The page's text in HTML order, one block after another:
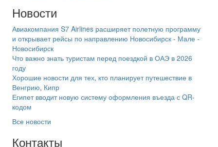
Новости
Авиакомпания S7 Airlines расширяет полетную программу
и открывает рейсы по направлению Новосибирск - Мале -
Новосибирск
Что важно знать туристам перед поездкой в ОАЭ в 2026
году
Хорошие новости для тех, кто планирует путешествие в
Венгрию, Кипр
Египет вводит новую систему оформления въезда с QR-
кодом
Все новости
Контакты